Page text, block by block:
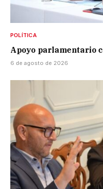
POLÍTICA
Apoyo parlamentario
6 de agosto de 2026